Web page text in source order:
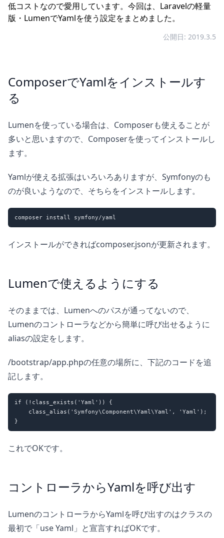
低コストなので愛用しています。今回は、Laravelの軽量
版・LumenでYamlを使う設定をまとめました。
公開日: 2019.3.5
ComposerでYamlをインストールす
る
Lumenを使っている場合は、Composerも使えることが
多いと思いますので、Composerを使ってインストールし
ます。
Yamlが使える拡張はいろいろありますが、Symfonyのも
のが良いようなので、そちらをインストールします。
インストールができればcomposer.jsonが更新されます。
Lumenで使えるようにする
そのままでは、Lumenへのパスが通ってないので、
Lumenのコントローラなどから簡単に呼び出せるように
aliasの設定をします。
/bootstrap/app.phpの任意の場所に、下記のコードを追
記します。
if (!class_exists('Yaml')) {
    class_alias('Symfony\Component\Yaml\Yaml', 'Yaml');
これでOKです。
コントローラからYamlを呼び出す
LumenのコントローラからYamlを呼び出すのはクラスの
最初で「use Yaml」と宣言すればOKです。